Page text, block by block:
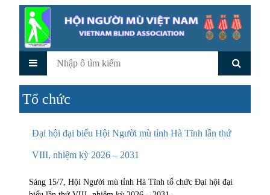
Tổ chức
Đại hội đại biểu Hội Người mù tỉnh Hà Tĩnh lần thứ
VIII, nhiệm kỳ 2026 – 2031
Sáng 15/7, Hội Người mù tỉnh Hà Tĩnh tổ chức Đại hội đại